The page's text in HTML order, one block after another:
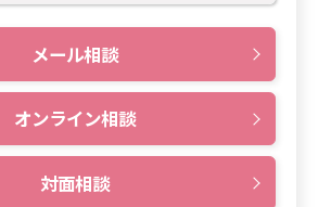
メール相談
オンライン相談
対面相談